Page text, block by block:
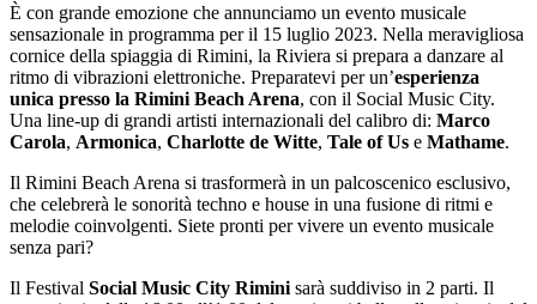
È con grande emozione che annunciamo un evento musicale
sensazionale in programma per il 15 luglio 2023. Nella meravigliosa
cornice della spiaggia di Rimini, la Riviera si prepara a danzare al
ritmo di vibrazioni elettroniche. Preparatevi per un’esperienza
unica presso la Rimini Beach Arena, con il Social Music City.
Una line-up di grandi artisti internazionali del calibro di: Marco
Carola, Armonica, Charlotte de Witte, Tale of Us e Mathame.
Il Rimini Beach Arena si trasformerà in un palcoscenico esclusivo,
che celebrerà le sonorità techno e house in una fusione di ritmi e
melodie coinvolgenti. Siete pronti per vivere un evento musicale
senza pari?
Il Festival Social Music City Rimini sarà suddiviso in 2 parti. Il